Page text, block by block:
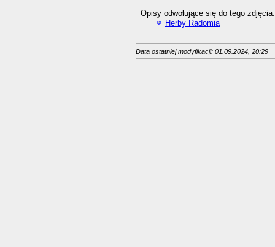
Opisy odwołujące się do tego zdjęcia:
Herby Radomia
Data ostatniej modyfikacji: 01.09.2024, 20:29